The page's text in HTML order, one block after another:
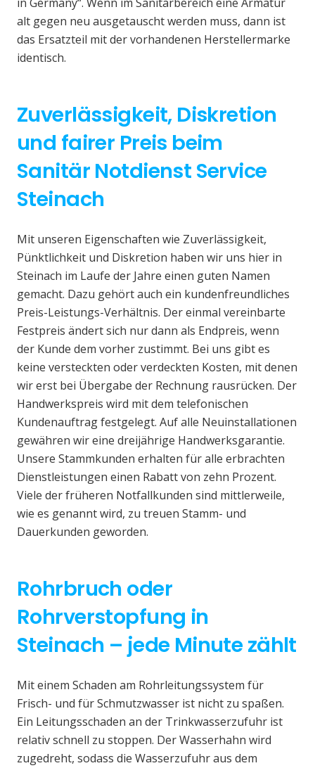
alt gegen neu ausgetauscht werden muss, dann ist
das Ersatzteil mit der vorhandenen Herstellermarke
identisch.
Zuverlässigkeit, Diskretion
und fairer Preis beim
Sanitär Notdienst Service
Steinach
Mit unseren Eigenschaften wie Zuverlässigkeit,
Pünktlichkeit und Diskretion haben wir uns hier in
Steinach im Laufe der Jahre einen guten Namen
gemacht. Dazu gehört auch ein kundenfreundliches
Preis-Leistungs-Verhältnis. Der einmal vereinbarte
Festpreis ändert sich nur dann als Endpreis, wenn
der Kunde dem vorher zustimmt. Bei uns gibt es
keine versteckten oder verdeckten Kosten, mit denen
wir erst bei Übergabe der Rechnung rausrücken. Der
Handwerkspreis wird mit dem telefonischen
Kundenauftrag festgelegt. Auf alle Neuinstallationen
gewähren wir eine dreijährige Handwerksgarantie.
Unsere Stammkunden erhalten für alle erbrachten
Dienstleistungen einen Rabatt von zehn Prozent.
Viele der früheren Notfallkunden sind mittlerweile,
wie es genannt wird, zu treuen Stamm- und
Dauerkunden geworden.
Rohrbruch oder
Rohrverstopfung in
Steinach – jede Minute zählt
Mit einem Schaden am Rohrleitungssystem für
Frisch- und für Schmutzwasser ist nicht zu spaßen.
Ein Leitungsschaden an der Trinkwasserzufuhr ist
relativ schnell zu stoppen. Der Wasserhahn wird
zugedreht, sodass die Wasserzufuhr aus dem